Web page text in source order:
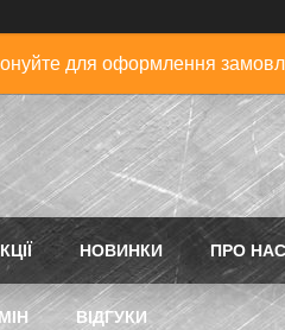
для оформлення
НОВИНКИ ПРО НАС
ВІДГУКИ